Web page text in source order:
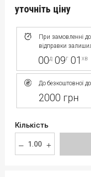
При замовленні
відправки
00д 09г 01хв
До безкоштовної
2000 грн
уточніть ціну
Кількість